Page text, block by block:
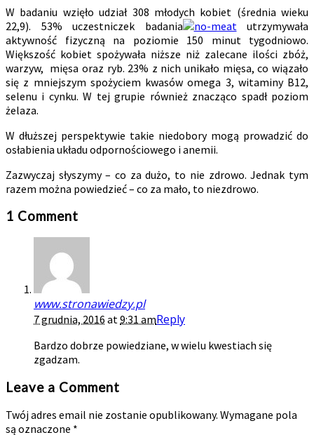
W badaniu wzięło udział 308 młodych kobiet (średnia wieku
22,9). 53% uczestniczek badania
utrzymywała
aktywność fizyczną na poziomie 150 minut tygodniowo.
Większość kobiet spożywała niższe niż zalecane ilości zbóż,
warzyw, mięsa oraz ryb. 23% z nich unikało mięsa, co wiązało
się z mniejszym spożyciem kwasów omega 3, witaminy B12,
selenu i cynku. W tej grupie również znacząco spadł poziom
żelaza.
W dłuższej perspektywie takie niedobory mogą prowadzić do
osłabienia układu odpornościowego i anemii.
Zazwyczaj słyszymy – co za dużo, to nie zdrowo. Jednak tym
razem można powiedzieć – co za mało, to niezdrowo.
1 Comment
www.stronawiedzy.pl
7 grudnia, 2016 at 9:31 amReply
Bardzo dobrze powiedziane, w wielu kwestiach się
zgadzam.
Leave a Comment
Twój adres email nie zostanie opublikowany. Wymagane pola
są oznaczone *